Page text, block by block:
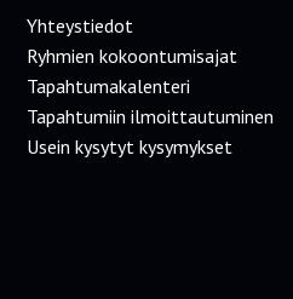
Yhteystiedot
Ryhmien kokoontumisajat
Tapahtumakalenteri
Tapahtumiin ilmoittautuminen
Usein kysytyt kysymykset